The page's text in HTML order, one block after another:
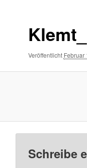
Veröffentlicht Februar
Schreibe